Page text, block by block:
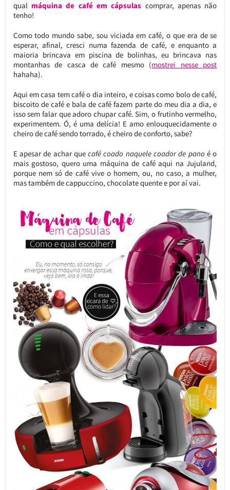
qual máquina de café em cápsulas comprar, apenas não
tenho!
Como todo mundo sabe, sou viciada em café, o que era de se
esperar, afinal, cresci numa fazenda de café, e enquanto a
maioria brincava em piscina de bolinhas, eu brincava nas
montanhas de casca de café mesmo (mostrei nesse post
hahaha).
Aqui em casa tem café o dia inteiro, e coisas como bolo de café,
biscoito de café e bala de café fazem parte do meu dia a dia, e
isso sem falar que adoro chupar café. Sim, o frutinho vermelho,
experimentem. Ó, é uma delícia! E amo enlouquecidamente o
cheiro de café sendo torrado, é cheiro de conforto, sabe?
E apesar de achar quecafé coado naquele coador de pano é o
mais gostoso, quero uma máquina de café aqui na Jujuland,
porque nem só de café vive o homem, ou, no caso, a mulher,
mas também de cappuccino, chocolate quente e por aí vai.